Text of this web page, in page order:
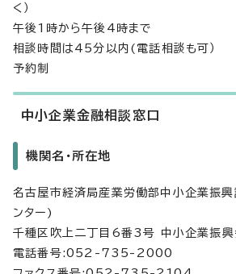
く）
午後1時から午後4時まで
相談時間は45分以内(電話相談も可）
予約制
中小企業金融相談窓口
機関名・所在地
名古屋市経済局産業労働部中小企業振
ンター)
千種区吹上二丁目6番3号 中小企業振
電話番号:052-735-2000